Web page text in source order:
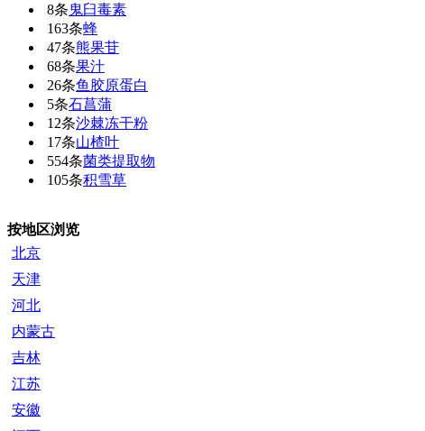
8条鬼臼毒素
163条蜂
47条熊果苷
68条果汁
26条鱼胶原蛋白
5条石菖蒲
12条沙棘冻干粉
17条山楂叶
554条菌类提取物
105条积雪草
按地区浏览
北京
天津
河北
内蒙古
吉林
江苏
安徽